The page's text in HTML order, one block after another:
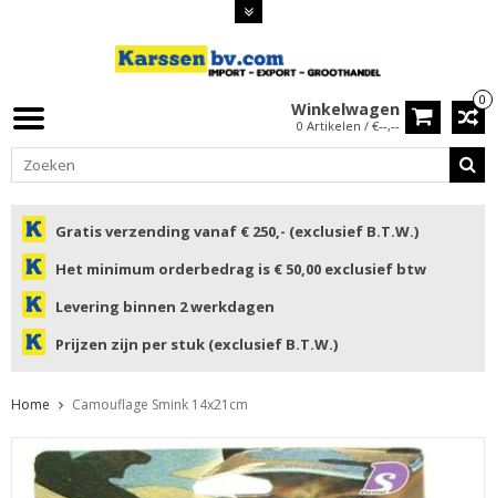
0
Winkelwagen
0 Artikelen / €--,--
Gratis verzending vanaf € 250,- (exclusief B.T.W.)
Het minimum orderbedrag is € 50,00 exclusief btw
Levering binnen 2 werkdagen
Prijzen zijn per stuk (exclusief B.T.W.)
Home Camouflage Smink 14x21cm